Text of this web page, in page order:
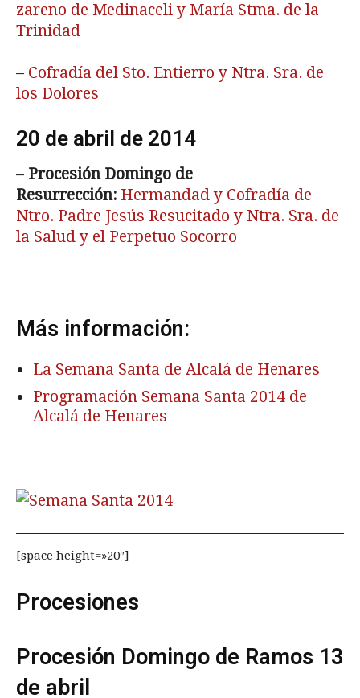
zareno de Medinaceli y María Stma. de la
Trinidad
– Cofradía del Sto. Entierro y Ntra. Sra. de
los Dolores
20 de abril de 2014
– Procesión Domingo de
Resurrección: Hermandad y Cofradía de
Ntro. Padre Jesús Resucitado y Ntra. Sra. de
la Salud y el Perpetuo Socorro
Más información:
La Semana Santa de Alcalá de Henares
Programación Semana Santa 2014 de
Alcalá de Henares
[space height=»20″]
Procesiones
Procesión Domingo de Ramos 13
de abril